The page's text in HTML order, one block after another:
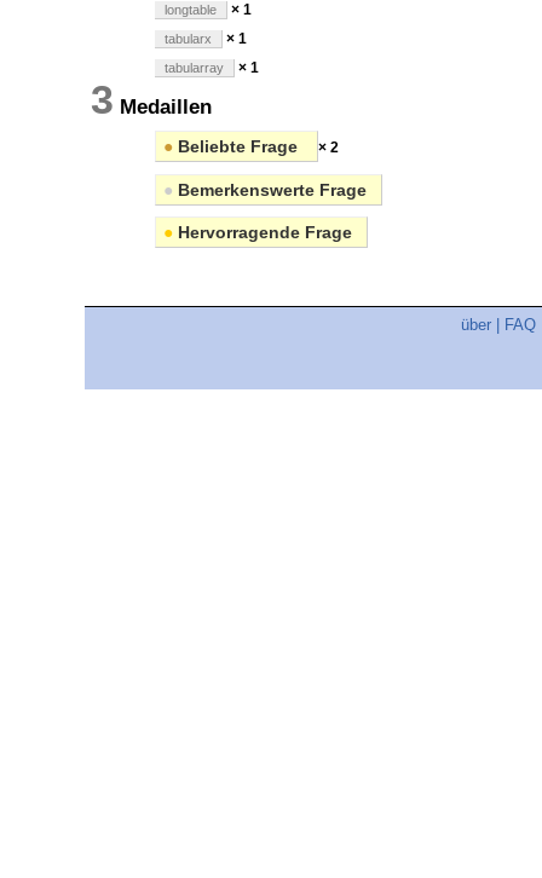
longtable × 1
tabularx × 1
tabularray × 1
3 Medaillen
● Beliebte Frage × 2
● Bemerkenswerte Frage
● Hervorragende Frage
über FAQ